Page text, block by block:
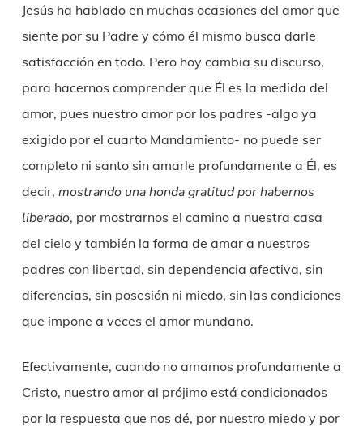
Jesús ha hablado en muchas ocasiones del amor que
siente por su Padre y cómo él mismo busca darle
satisfacción en todo. Pero hoy cambia su discurso,
para hacernos comprender que Él es la medida del
amor, pues nuestro amor por los padres -algo ya
exigido por el cuarto Mandamiento- no puede ser
completo ni santo sin amarle profundamente a Él, es
decir, mostrando una honda gratitud por habernos
liberado, por mostrarnos el camino a nuestra casa
del cielo y también la forma de amar a nuestros
padres con libertad, sin dependencia afectiva, sin
diferencias, sin posesión ni miedo, sin las condiciones
que impone a veces el amor mundano.
Efectivamente, cuando no amamos profundamente a
Cristo, nuestro amor al prójimo está condicionados
por la respuesta que nos dé, por nuestro miedo y por